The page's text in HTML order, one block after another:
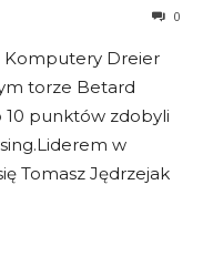
0
Dreier
torze Betard
10 punktów zdobyli
w
Tomasz Jędrzejak